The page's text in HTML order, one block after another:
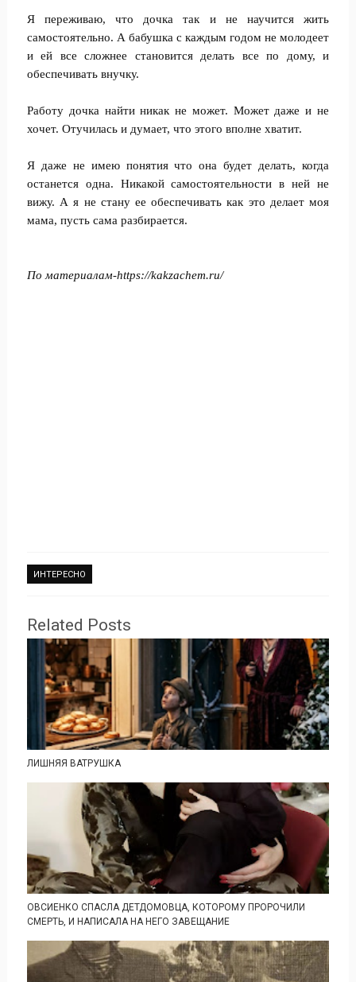
Я переживаю, что дочка так и не научится жить
самостоятельно. А бабушка с каждым годом не молодеет
и ей все сложнее становится делать все по дому, и
обеспечивать внучку.
Работу дочка найти никак не может. Может даже и не
хочет. Отучилась и думает, что этого вполне хватит.
Я даже не имею понятия что она будет делать, когда
останется одна. Никакой самостоятельности в ней не
вижу. А я не стану ее обеспечивать как это делает моя
мама, пусть сама разбирается.
По материалам-https://kakzachem.ru/
ИНТЕРЕСНО
Related Posts
ЛИШНЯЯ ВАТРУШКА
ОВСИЕНКО СПАСЛА ДЕТДОМОВЦА, КОТОРОМУ ПРОРОЧИЛИ
СМЕРТЬ, И НАПИСАЛА НА НЕГО ЗАВЕЩАНИЕ